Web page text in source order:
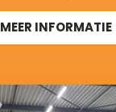
MEER INFORMATIE